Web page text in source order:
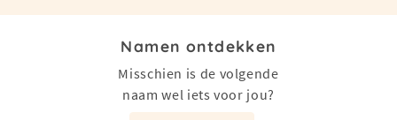
Namen ontdekken
Misschien is de volgende
naam wel iets voor jou?